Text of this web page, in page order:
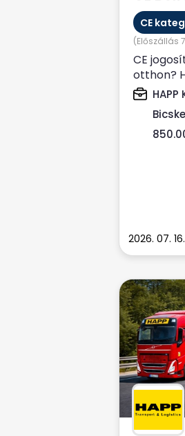
CE
(Előszállás
CE
otthon?
HAPP
Bicske
2026. 07. 16.